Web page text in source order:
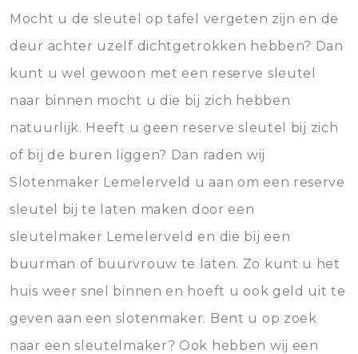
Mocht u de sleutel op tafel vergeten zijn en de
deur achter uzelf dichtgetrokken hebben? Dan
kunt u wel gewoon met een reserve sleutel
naar binnen mocht u die bij zich hebben
natuurlijk. Heeft u geen reserve sleutel bij zich
of bij de buren liggen? Dan raden wij
Slotenmaker Lemelerveld u aan om een reserve
sleutel bij te laten maken door een
sleutelmaker Lemelerveld en die bij een
buurman of buurvrouw te laten. Zo kunt u het
huis weer snel binnen en hoeft u ook geld uit te
geven aan een slotenmaker. Bent u op zoek
naar een sleutelmaker? Ook hebben wij een